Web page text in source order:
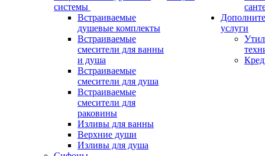
системы
Встраиваемые
душевые комплекты
Встраиваемые
смесители для ванны
и душа
Встраиваемые
смесители для душа
Встраиваемые
смесители для
раковины
Изливы для ванны
Верхние души
Изливы для душа
услуги